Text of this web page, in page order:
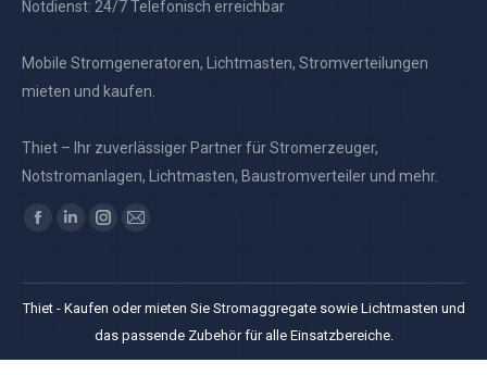
Notdienst: 24/7 Telefonisch erreichbar
Mobile Stromgeneratoren, Lichtmasten, Stromverteilungen
mieten und kaufen.
Thiet – Ihr zuverlässiger Partner für Stromerzeuger,
Notstromanlagen, Lichtmasten, Baustromverteiler und mehr.
Finden Sie uns auf:
Facebook
opens
in
Linkedin
opens
in
new
Instagram
opens
in
new
E-
page
opens
in
Thiet - Kaufen oder mieten Sie Stromaggregate sowie Lichtmasten und
das passende Zubehör für alle Einsatzbereiche.